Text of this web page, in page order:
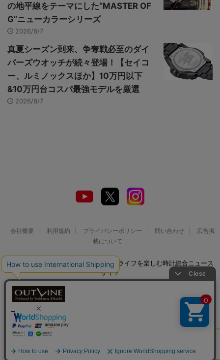
の地平線をテーマにした“MASTER OF
G”ニューカラーシリーズ
2026/8/7
真夏シーズン到来、争奪戦必至のダイ
バーズウオッチが続々登場！【セイコ
ー、ルミノックスほか】10万円以下
&10万円台コスパ最強モデルを厳選
2026/8/7
会社概要 利用規約 プライバシーポリシー 問い合わせ
広告掲
載について
© 2026 Watch LIFE NEWS｜ウオッチライフを楽しむ時計総合ニュース
サイト